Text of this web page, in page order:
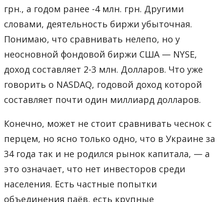
грн., а годом ранее -4 млн. грн. Другими
словами, деятельность биржи убыточная.
Понимаю, что сравнивать нелепо, но у
неосновной фондовой биржи США — NYSE,
доход составляет 2-3 млн. Долларов. Что уже
говорить о NASDAQ, годовой доход которой
составляет почти один миллиард долларов.
Конечно, может не стоит сравнивать чеснок с
перцем, но ясно только одно, что в Украине за
34 года так и не родился рынок капитала, — а
это означает, что нет инвесторов среди
населения. Есть частные попытки
объединения паёв, есть крупные